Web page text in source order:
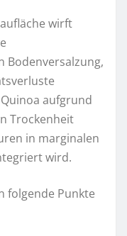
wirft
Bodenversalzung,
aufgrund
Trockenheit
in marginalen
wird.
folgende Punkte